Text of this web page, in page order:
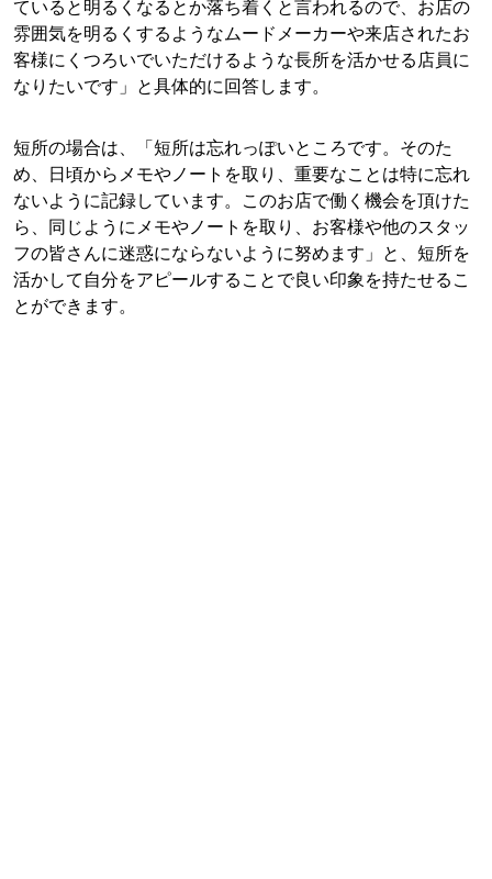
ていると明るくなるとか落ち着くと言われるので、お店の
雰囲気を明るくするようなムードメーカーや来店されたお
客様にくつろいでいただけるような長所を活かせる店員に
なりたいです」と具体的に回答します。
短所の場合は、「短所は忘れっぽいところです。そのた
め、日頃からメモやノートを取り、重要なことは特に忘れ
ないように記録しています。このお店で働く機会を頂けた
ら、同じようにメモやノートを取り、お客様や他のスタッ
フの皆さんに迷惑にならないように努めます」と、短所を
活かして自分をアピールすることで良い印象を持たせるこ
とができます。